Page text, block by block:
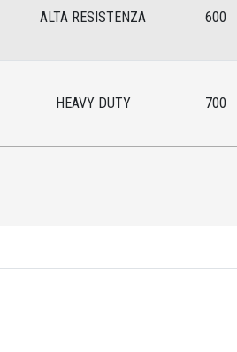
ALTA RESISTENZA 600
HEAVY DUTY 700